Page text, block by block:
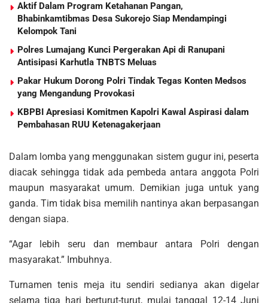
Aktif Dalam Program Ketahanan Pangan,
Bhabinkamtibmas Desa Sukorejo Siap Mendampingi
Kelompok Tani
Polres Lumajang Kunci Pergerakan Api di Ranupani
Antisipasi Karhutla TNBTS Meluas
Pakar Hukum Dorong Polri Tindak Tegas Konten Medsos
yang Mengandung Provokasi
KBPBI Apresiasi Komitmen Kapolri Kawal Aspirasi dalam
Pembahasan RUU Ketenagakerjaan
Dalam lomba yang menggunakan sistem gugur ini, peserta
diacak sehingga tidak ada pembeda antara anggota Polri
maupun masyarakat umum. Demikian juga untuk yang
ganda. Tim tidak bisa memilih nantinya akan berpasangan
dengan siapa.
“Agar lebih seru dan membaur antara Polri dengan
masyarakat.” Imbuhnya.
Turnamen tenis meja itu sendiri sedianya akan digelar
selama tiga hari berturut-turut, mulai tanggal 12-14 Juni